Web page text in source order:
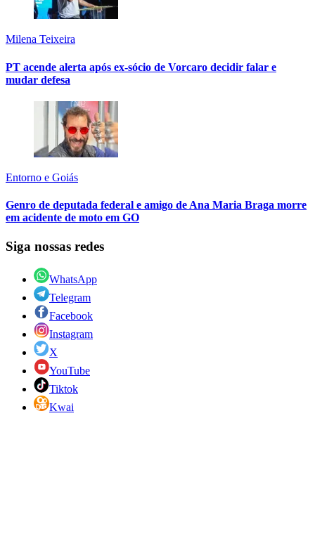
Milena Teixeira
PT acende alerta após ex-sócio de Vorcaro decidir falar e
mudar defesa
Entorno e Goiás
Genro de deputada federal e amigo de Ana Maria Braga morre
em acidente de moto em GO
Siga nossas redes
WhatsApp
Telegram
Facebook
Instagram
X
YouTube
Tiktok
Kwai